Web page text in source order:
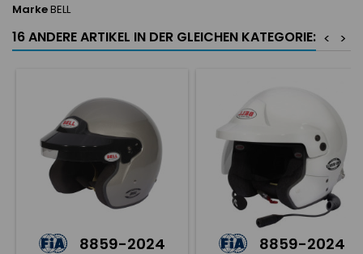
MarkeBELL
16 ANDERE ARTIKEL IN DER GLEICHEN KATEGORIE: >
<
8859-2024 8859-2024